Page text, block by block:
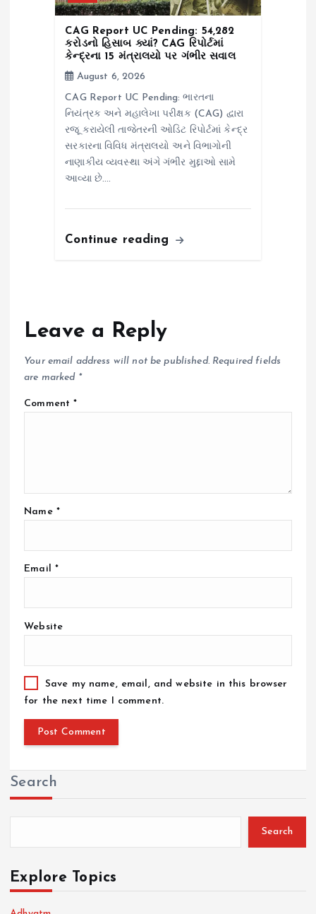
CAG Report UC Pending: ₹54,282
કરોડનો હિસાબ ક્યાં? CAG રિપોર્ટમાં
કેન્દ્રના 15 મંત્રાલયો પર ગંભીર સવાલ
August 6, 2026
CAG Report UC Pending: ભારતના
નિયંત્રક અને મહાલેખા પરીક્ષક (CAG) દ્વારા
રજૂ કરાયેલી તાજેતરની ઓડિટ રિપોર્ટમાં કેન્દ્ર
સરકારના વિવિધ મંત્રાલયો અને વિભાગોની
નાણાકીય વ્યવસ્થા અંગે ગંભીર મુદ્દાઓ સામે
આવ્યા છે.…
Continue reading
Leave a Reply
Your email address will not be published. Required fields
are marked *
Comment*
Name *
Email *
Website
Save my name, email, and website in this browser
for the next time I comment.
Search
Search
Explore Topics